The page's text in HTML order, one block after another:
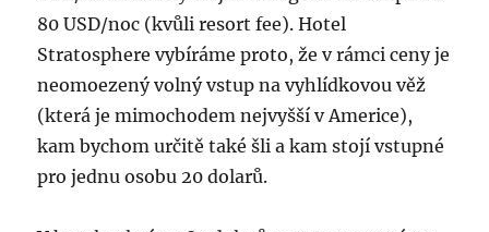
80 USD/noc (kvůli resort fee). Hotel
Stratosphere vybíráme proto, že v rámci ceny je
neomoezený volný vstup na vyhlídkovou věž
(která je mimochodem nejvyšší v Americe),
kam bychom určitě také šli a kam stojí vstupné
pro jednu osobu 20 dolarů.